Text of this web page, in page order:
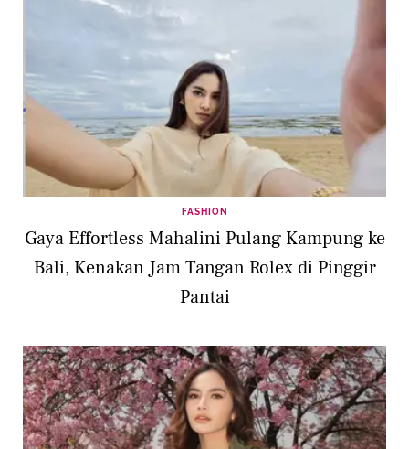
FASHION
Gaya Effortless Mahalini Pulang Kampung ke
Bali, Kenakan Jam Tangan Rolex di Pinggir
Pantai